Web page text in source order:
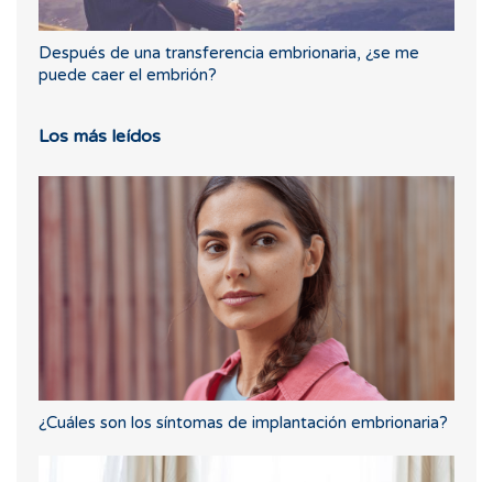
Después de una transferencia embrionaria, ¿se me
puede caer el embrión?
Los más leídos
¿Cuáles son los síntomas de implantación embrionaria?